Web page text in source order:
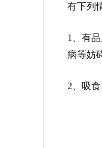
有下列
1、有
病等妨
2、吸